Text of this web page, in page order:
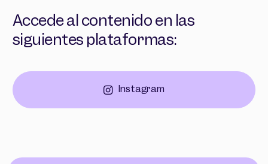
Accede al contenido en las
siguientes plataformas:
Instagram